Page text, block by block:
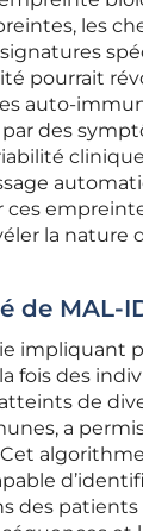
les
pourrait
auto-
des
ces
la nature
de MAL-
impliquant
fois des
de
a
Cet algorithme
des patients